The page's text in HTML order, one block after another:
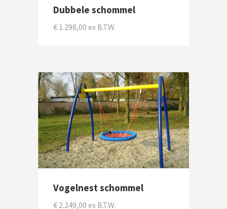
Dubbele schommel
€ 1.298,00 ex B.T.W.
Vogelnest schommel
€ 2.249,00 ex B.T.W.